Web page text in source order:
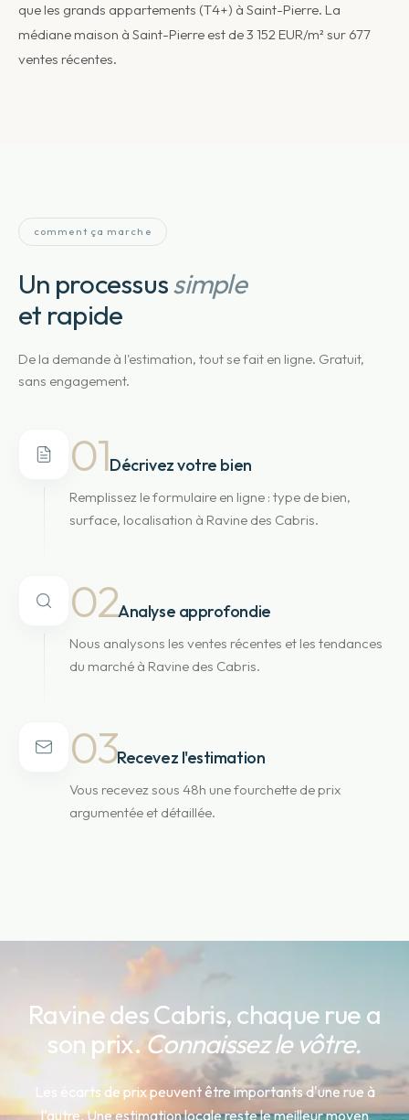
que les grands appartements (T4+) à Saint-Pierre. La
médiane maison à Saint-Pierre est de 3 152 EUR/m² sur 677
ventes récentes.
comment ça marche
Un processussimple
et rapide
De la demande à l'estimation, tout se fait en ligne. Gratuit,
sans engagement.
01Décrivez votre bien
Remplissez le formulaire en ligne : type de bien,
surface, localisation à Ravine des Cabris.
02Analyse approfondie
Nous analysons les ventes récentes et les tendances
du marché à Ravine des Cabris.
03Recevez l'estimation
Vous recevez sous 48h une fourchette de prix
argumentée et détaillée.
Ravine des Cabris, chaque rue a
son prix.Connaissez le vôtre.
Les écarts de prix peuvent être importants d'une rue à
l'autre. Une estimation locale reste le meilleur moyen